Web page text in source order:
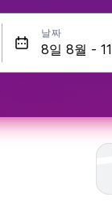
날짜